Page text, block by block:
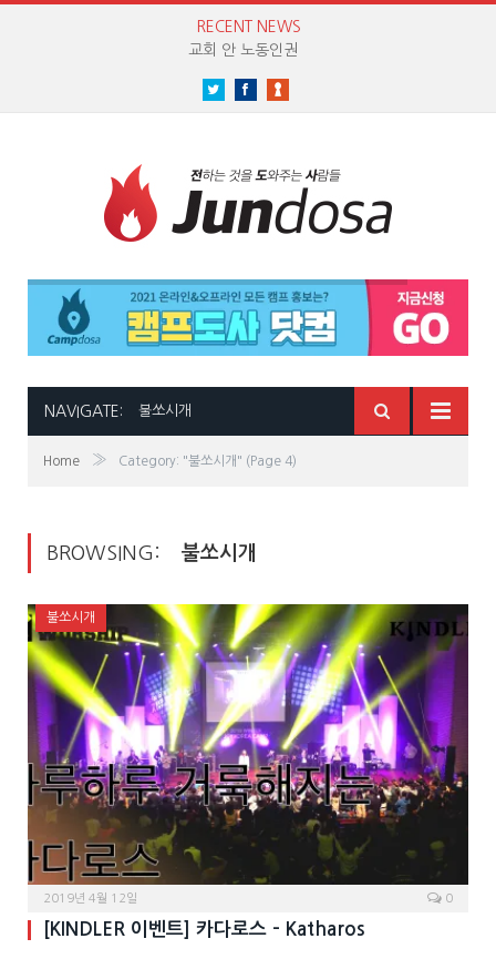
RECENT NEWS
교회 안 노동인권
TwitterFacebook
NAVIGATE: 불쏘시개
Home » Category: "불쏘시개" (Page 4)
BROWSING: 불쏘시개
불쏘시개
2019년 4월 12일 0
[KINDLER 이벤트] 카다로스 – Katharos